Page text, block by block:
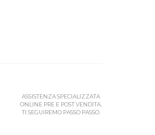
ASSISTENZA SPECIALIZZATA
ONLINE PRE E POST VENDITA,
TI SEGUIREMO PASSO PASSO.